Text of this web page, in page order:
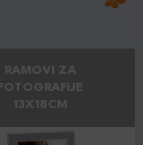
RAMOVI ZA
FOTOGRAFIJE
13X18CM